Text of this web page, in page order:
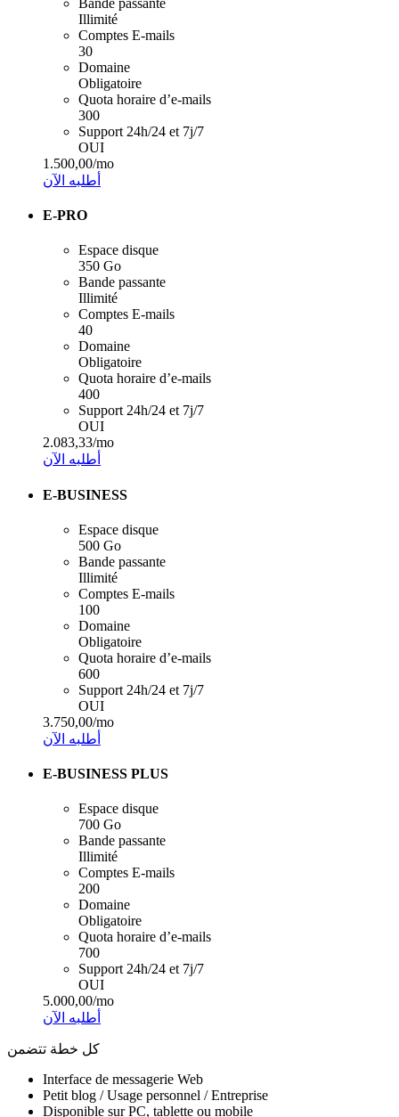
Illimité
Comptes E-mails
30
Domaine
Obligatoire
Quota horaire d’e-mails
300
Support 24h/24 et 7j/7
OUI
1.500,00/mo
أطلبه الآن
E-PRO
Espace disque
350 Go
Bande passante
Illimité
Comptes E-mails
40
Domaine
Obligatoire
Quota horaire d’e-mails
400
Support 24h/24 et 7j/7
OUI
2.083,33/mo
أطلبه الآن
E-BUSINESS
Espace disque
500 Go
Bande passante
Illimité
Comptes E-mails
100
Domaine
Obligatoire
Quota horaire d’e-mails
600
Support 24h/24 et 7j/7
OUI
3.750,00/mo
أطلبه الآن
E-BUSINESS PLUS
Espace disque
700 Go
Bande passante
Illimité
Comptes E-mails
200
Domaine
Obligatoire
Quota horaire d’e-mails
700
Support 24h/24 et 7j/7
OUI
5.000,00/mo
أطلبه الآن
كل خطة تتضمن
Interface de messagerie Web
Petit blog / Usage personnel / Entreprise
Disponible sur PC, tablette ou mobile